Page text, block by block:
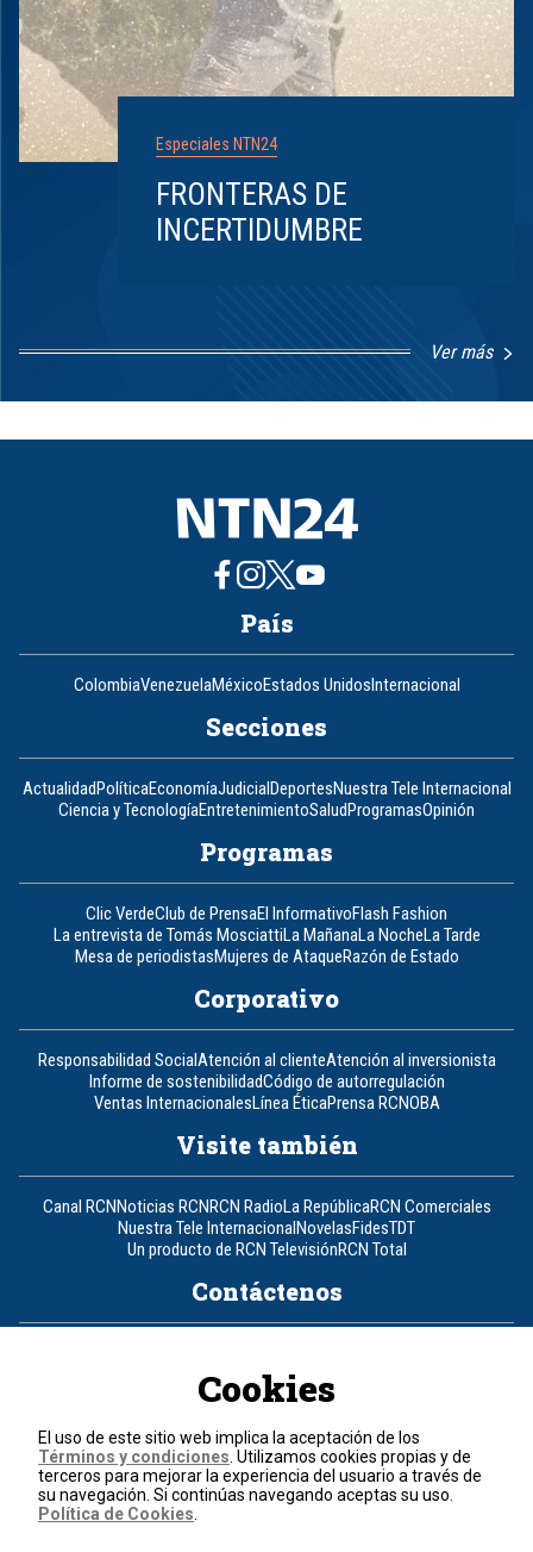
Especiales NTN24
FRONTERAS DE
INCERTIDUMBRE
Ver más
8
País
ColombiaVenezuelaMéxicoEstados UnidosInternacional
Secciones
ActualidadPolíticaEconomíaJudicialDeportesNuestra Tele Internacional
Ciencia y TecnologíaEntretenimientoSaludProgramasOpinión
Programas
Clic VerdeClub de PrensaEl InformativoFlash Fashion
La entrevista de Tomás MosciattiLa MañanaLa NocheLa Tarde
Mesa de periodistasMujeres de AtaqueRazón de Estado
Corporativo
Responsabilidad SocialAtención al clienteAtención al inversionista
Informe de sostenibilidadCódigo de autorregulación
Ventas InternacionalesLínea ÉticaPrensa RCNOBA
Visite también
Canal RCNNoticias RCNRCN RadioLa RepúblicaRCN Comerciales
Nuestra Tele InternacionalNovelasFidesTDT
Un producto de RCN TelevisiónRCN Total
Contáctenos
Política de cookies
Términos y condiciones
© 2026, RCN Medios.
Todos los derechos reservados.
Cookies
El uso de este sitio web implica la aceptación de los
Términos y condiciones . Utilizamos cookies propias y de
terceros para mejorar la experiencia del usuario a través de
su navegación. Si continúas navegando aceptas su uso.
Política de Cookies